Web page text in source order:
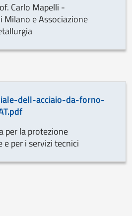
Carlo Mapelli -
Milano e Associazione
dell-acciaio-da-forno-
per la protezione
e per i servizi tecnici